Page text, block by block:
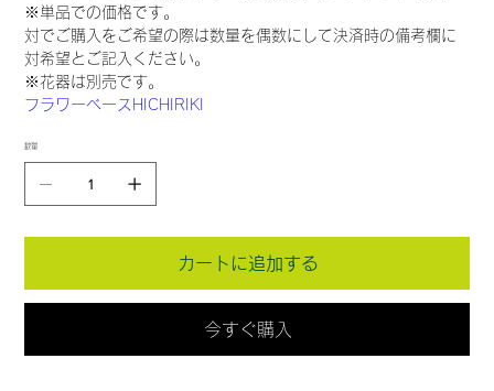
※単品での価格です。
対でご購入をご希望の際は数量を偶数にして決済時の備考欄に
対希望とご記入ください。
※花器は別売です。
フラワーベースHICHIRIKI
数量
カートに追加する
今すぐ購入